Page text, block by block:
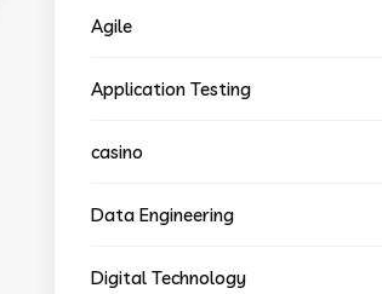
Agile
Application Testing
casino
Data Engineering
Digital Technology